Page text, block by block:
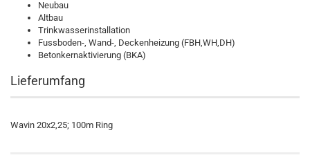
Neubau
Altbau
Trinkwasserinstallation
Fussboden-, Wand-, Deckenheizung (FBH,WH,DH)
Betonkernaktivierung (BKA)
Lieferumfang
Wavin 20x2,25; 100m Ring